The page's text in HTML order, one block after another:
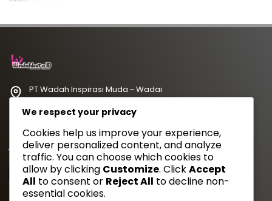
PT Wadah Inspirasi Muda ~ Wadai
redaksi@wadahkata.id
Yuk Follow Kami
We respect your privacy
Cookies help us improve your experience,
deliver personalized content, and analyze
traffic. You can choose which cookies to
allow by clicking Customize. ClickAccept
All to consent or Reject All to decline non-
essential cookies.